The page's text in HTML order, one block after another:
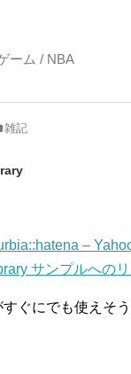
ーム / NBA
雑記
–
サンプルへの
ぐにでも使えそう